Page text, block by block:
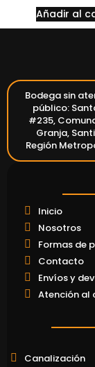
Añadir al
Bodega sin
público:
#235,
Granja,
Región
Inicio
Nosotros
Formas de
Contacto
Envíos y
Atención al
Canalización